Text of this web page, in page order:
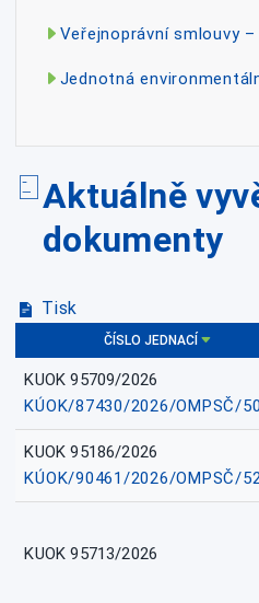
Veřejnoprávní smlouvy
Jednotná
Aktuálně
dokumenty
Tisk
ČÍSLO JEDNACÍ
KUOK 95709/2026
KÚOK/87430/2026/OMPSČ/
KUOK 95186/2026
KÚOK/90461/2026/OMPSČ/
KUOK 95713/2026